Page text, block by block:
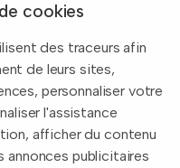
cookies
des traceurs afin
de leurs sites,
personnaliser votre
l'assistance
afficher du contenu
annonces publicitaires